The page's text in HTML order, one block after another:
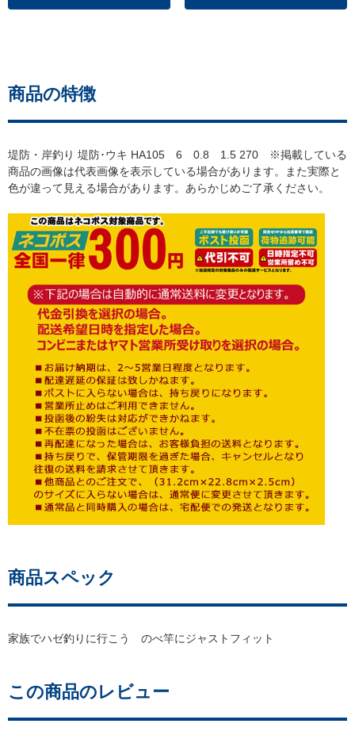
商品の特徴
堤防・岸釣り 堤防･ウキ HA105 6 0.8 1.5 270 ※掲載している
商品の画像は代表画像を表示している場合があります。また実際と
色が違って見える場合があります。あらかじめご了承ください。
商品スペック
家族でハゼ釣りに行こう のべ竿にジャストフィット
この商品のレビュー